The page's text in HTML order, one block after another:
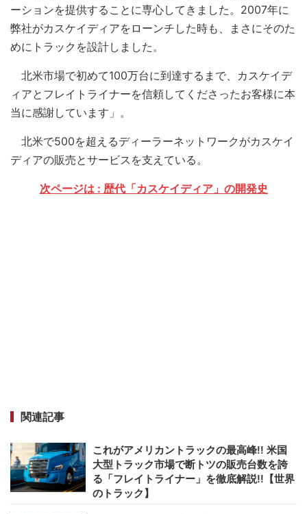
ーションを提供することに専心してきました。2007年に
弊社がカスケイディアをローンチした時も、まさにそのた
めにトラックを設計しました。
北米市場で初めて100万台に到達するまで、カスケイデ
ィアとフレイトライナーを信頼してくださったお客様に本
当に感謝しています」。
北米で500を超えるディーラーネットワークがカスケイ
ディアの販売とサービスを支えている。
次ページは : 歴代「カスケイディア」の開発史
関連記事
これがアメリカントラックの最高峰!! 米国
大型トラック市場で断トツの販売台数を誇
る「フレイトライナー」を徹底解説!!【世界
のトラック】